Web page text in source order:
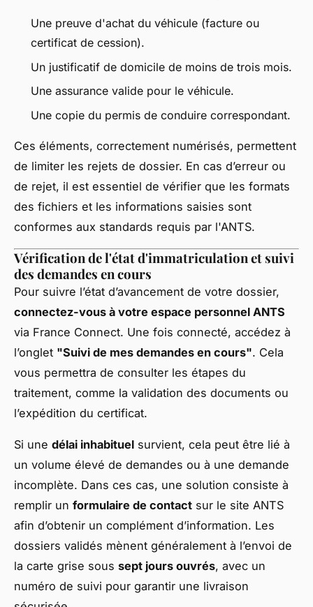
Une preuve d'achat du véhicule (facture ou
certificat de cession).
Un justificatif de domicile de moins de trois mois.
Une assurance valide pour le véhicule.
Une copie du permis de conduire correspondant.
Ces éléments, correctement numérisés, permettent
de limiter les rejets de dossier. En cas d’erreur ou
de rejet, il est essentiel de vérifier que les formats
des fichiers et les informations saisies sont
conformes aux standards requis par l'ANTS.
Vérification de l'état d'immatriculation et suivi
des demandes en cours
Pour suivre l’état d’avancement de votre dossier,
connectez-vous à votre espace personnel ANTS
via France Connect. Une fois connecté, accédez à
l’onglet "Suivi de mes demandes en cours". Cela
vous permettra de consulter les étapes du
traitement, comme la validation des documents ou
l’expédition du certificat.
Si une délai inhabituel survient, cela peut être lié à
un volume élevé de demandes ou à une demande
incomplète. Dans ces cas, une solution consiste à
remplir un formulaire de contact sur le site ANTS
afin d’obtenir un complément d’information. Les
dossiers validés mènent généralement à l’envoi de
la carte grise sous sept jours ouvrés, avec un
numéro de suivi pour garantir une livraison